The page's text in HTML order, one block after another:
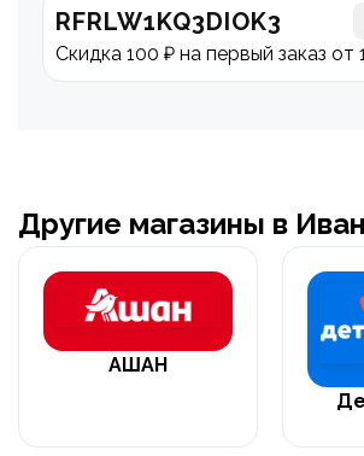
RFRLW1KQ3DIOK3
Скидка 100 ₽ на первый заказ от
Другие магазины в
АШАН